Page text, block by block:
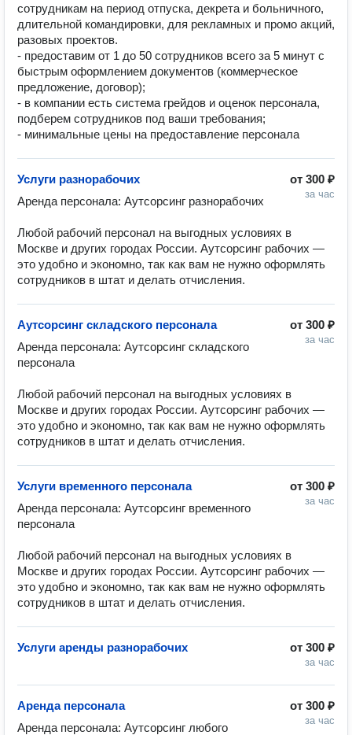
сотрудникам на период отпуска, декрета и больничного,
длительной командировки, для рекламных и промо акций,
разовых проектов.
- предоставим от 1 до 50 сотрудников всего за 5 минут с
быстрым оформлением документов (коммерческое
предложение, договор);
- в компании есть система грейдов и оценок персонала,
подберем сотрудников под ваши требования;
- минимальные цены на предоставление персонала
от 300 ₽
за час
Услуги разнорабочих
Аренда персонала: Аутсорсинг разнорабочих
Любой рабочий персонал на выгодных условиях в
Москве и других городах России. Аутсорсинг рабочих —
это удобно и экономно, так как вам не нужно оформлять
сотрудников в штат и делать отчисления.
от 300 ₽
за час
Аутсорсинг складского персонала
Аренда персонала: Аутсорсинг складского
персонала
Любой рабочий персонал на выгодных условиях в
Москве и других городах России. Аутсорсинг рабочих —
это удобно и экономно, так как вам не нужно оформлять
сотрудников в штат и делать отчисления.
от 300 ₽
за час
Услуги временного персонала
Аренда персонала: Аутсорсинг временного
персонала
Любой рабочий персонал на выгодных условиях в
Москве и других городах России. Аутсорсинг рабочих —
это удобно и экономно, так как вам не нужно оформлять
от 300 ₽
за час
Услуги аренды разнорабочих
от 300 ₽
за час
Аренда персонала
Аренда персонала: Аутсорсинг любого